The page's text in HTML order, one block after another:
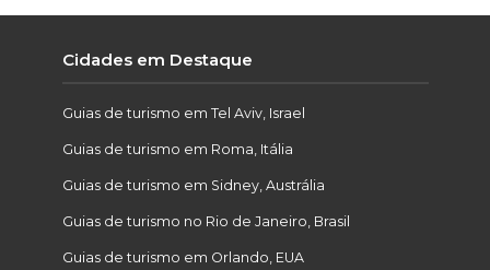
Cidades em Destaque
Guias de turismo em Tel Aviv, Israel
Guias de turismo em Roma, Itália
Guias de turismo em Sidney, Austrália
Guias de turismo no Rio de Janeiro, Brasil
Guias de turismo em Orlando, EUA